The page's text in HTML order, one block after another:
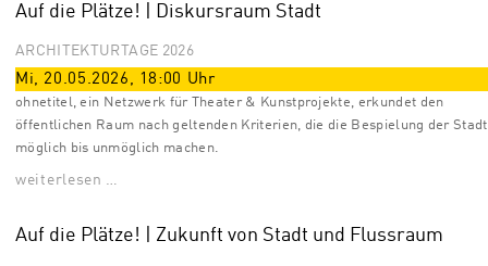
Auf die Plätze! | Diskursraum Stadt
ARCHITEKTURTAGE 2026
Mi, 20.05.2026, 18:00 Uhr
ohnetitel, ein Netzwerk für Theater & Kunstprojekte, erkundet den
öffentlichen Raum nach geltenden Kriterien, die die Bespielung der Stadt
möglich bis unmöglich machen.
weiterlesen …
Auf die Plätze! | Zukunft von Stadt und Flussraum